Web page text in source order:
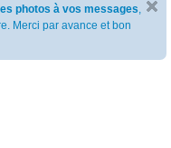
e
photos à vos messages,
Merci par avance et bon